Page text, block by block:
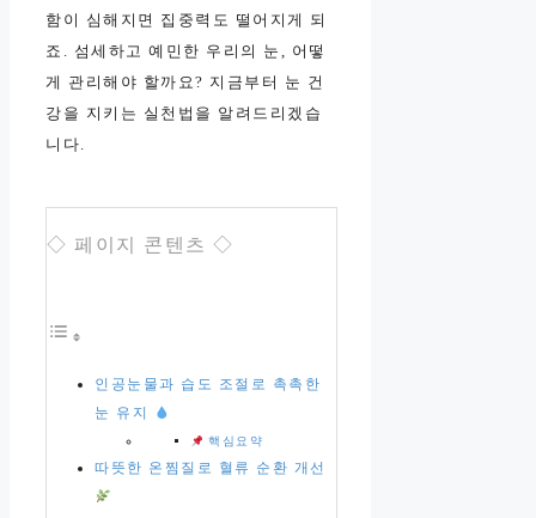
함이 심해지면 집중력도 떨어지게 되
죠. 섬세하고 예민한 우리의 눈, 어떻
게 관리해야 할까요? 지금부터 눈 건
강을 지키는 실천법을 알려드리겠습
니다.
◇ 페이지 콘텐츠 ◇
인공눈물과 습도 조절로 촉촉한
눈 유지
핵심요약
따뜻한 온찜질로 혈류 순환 개선